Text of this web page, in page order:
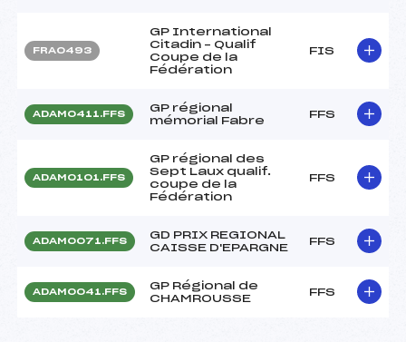
FRA0493
GP International
Citadin – Qualif
Coupe de la
Fédération
FIS
ADAM0411.FFS
GP régional
mémorial Fabre
FFS
ADAM0101.FFS
GP régional des
Sept Laux qualif.
coupe de la
Fédération
FFS
ADAM0071.FFS
GD PRIX REGIONAL
CAISSE D'EPARGNE
FFS
ADAM0041.FFS
GP Régional de
CHAMROUSSE
FFS